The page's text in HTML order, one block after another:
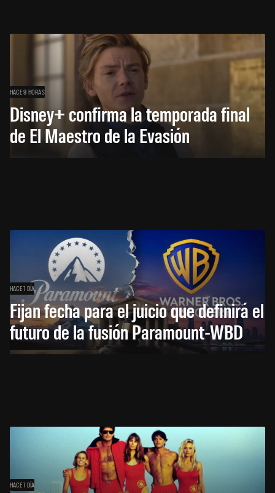
HACE 9 HORAS
Disney+ confirma la temporada final
de El Maestro de la Evasión
HACE 1 DÍA
Fijan fecha para el juicio que definirá el
futuro de la fusión Paramount-WBD
HACE 1 DÍA